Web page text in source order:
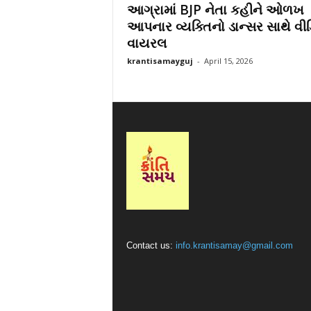
આગ્રામાં BJP નેતા કહીને ઓળખ
આપનાર વ્યક્તિનો ડાન્સર સાથે
વાયરલ
krantisamayguj - April 15, 2026
Contact us: info.krantisamay@gmail.com